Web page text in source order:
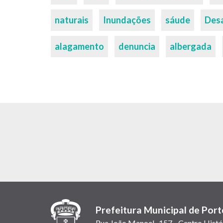
naturais Inundações sáude
alagamento denuncia albergada
Prefeitura Municipal de